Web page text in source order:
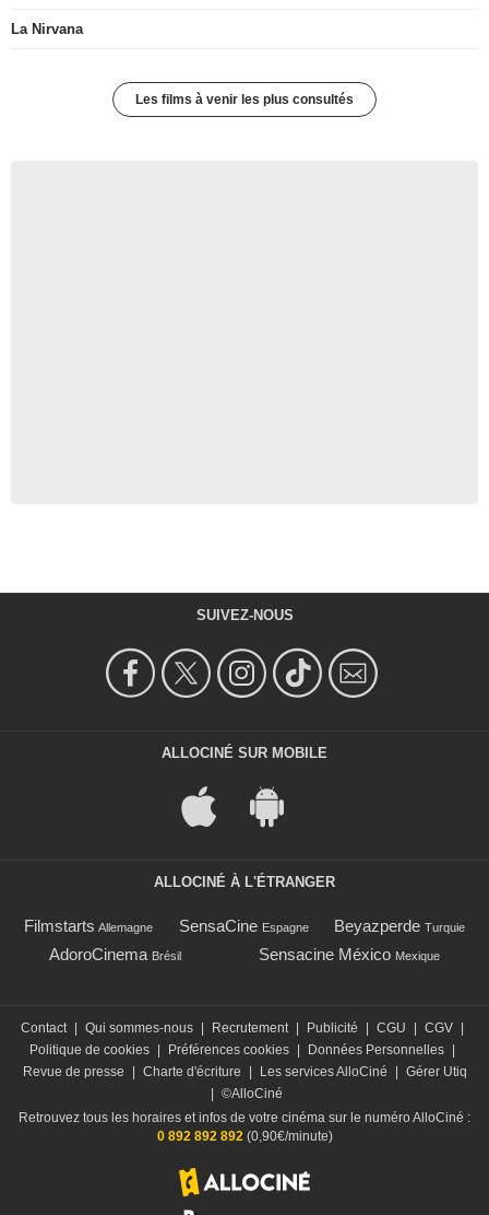
La Nirvana
Les films à venir les plus consultés
SUIVEZ-NOUS
ALLOCINÉ SUR MOBILE
ALLOCINÉ À L'ÉTRANGER
Filmstarts Allemagne SensaCine Espagne Beyazperde Turquie
AdoroCinema Brésil Sensacine México Mexique
Contact Qui sommes-nous Recrutement Publicité CGU CGV
Politique de cookies
Préférences cookies Données Personnelles
Revue de presse
Charte d'écriture Les services AlloCiné
Gérer Utiq
©AlloCiné
Retrouvez tous les horaires et infos de votre cinéma sur le numéro AlloCiné :
0 892 892 892(0,90€/minute)